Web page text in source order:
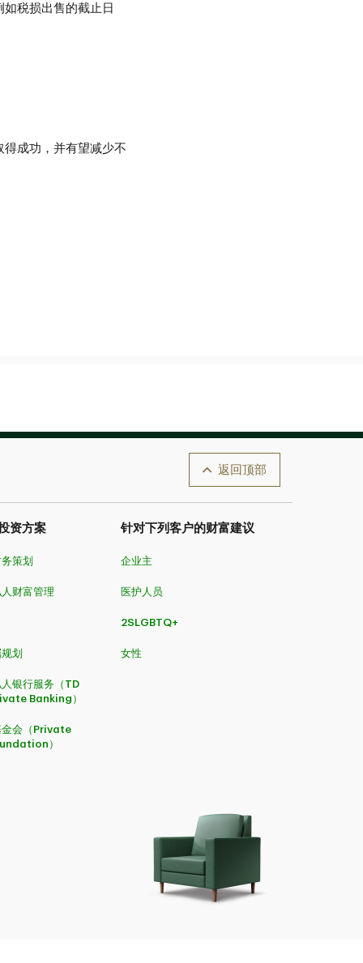
如税损出售的截止日
成功，并有望减少不
返回顶部
资方案
策划
财富管理
划
银行服务（TD
Banking）
金会（Private
）
针对下列客户的财富建议
企业主
医护人员
2SLGBTQ+
女性